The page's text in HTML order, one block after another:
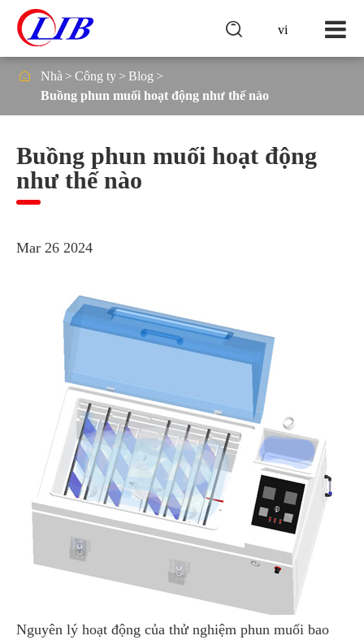
vi

 Nhà Công ty
Blog
Buồng phun muối hoạt động như thế nào
Buồng phun muối hoạt động
như thế nào
Mar 26 2024
Nguyên lý hoạt động của thử nghiệm phun muối bao